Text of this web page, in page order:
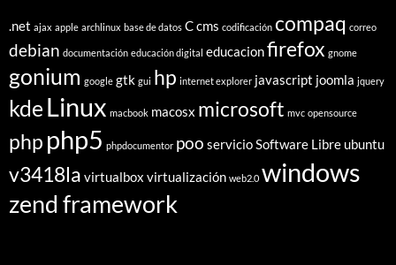
.net ajax apple archlinux base de datos Ccms codificación compaq correo
debian documentación educación digital educacionfirefox gnome
gonium google gtk gui hp internet explorer javascript joomla jquery
kde Linux macbook macosx microsoft mvc opensource
php php5 phpdocumentor poo servicioSoftware Libre ubuntu
v3418la virtualbox virtualización web2.0 windows
zend framework